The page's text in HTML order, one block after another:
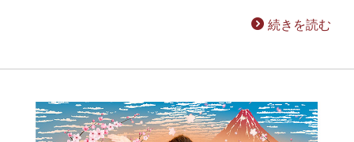
続きを読む